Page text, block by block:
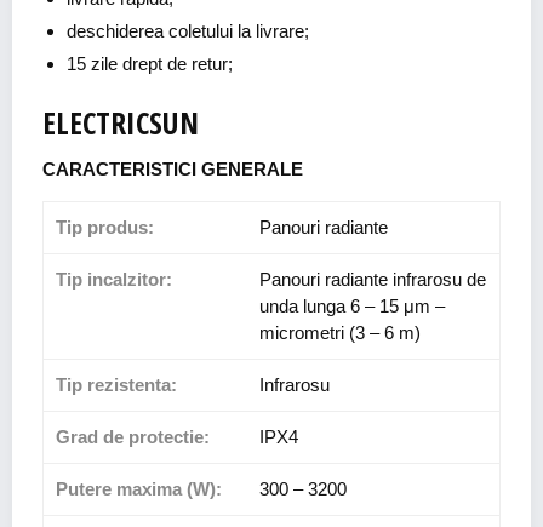
deschiderea coletului la livrare;
15 zile drept de retur;
ELECTRICSUN
CARACTERISTICI GENERALE
Tip produs: Panouri radiante
Tip incalzitor:
Panouri radiante infrarosu de
unda lunga 6 – 15 μm –
micrometri (3 – 6 m)
Tip rezistenta: Infrarosu
Grad de protectie: IPX4
Putere maxima (W): 300 – 3200